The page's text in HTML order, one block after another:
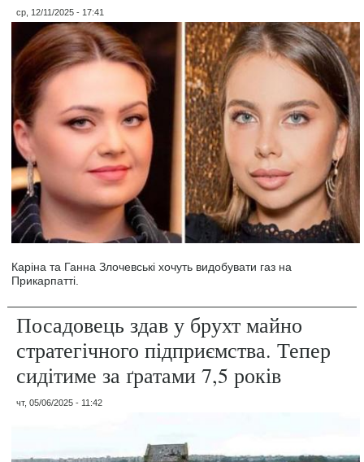
ср, 12/11/2025 - 17:41
Каріна та Ганна Злочевські хочуть видобувати газ на
Прикарпатті.
Посадовець здав у брухт майно
стратегічного підприємства. Тепер
сидітиме за ґратами 7,5 років
чт, 05/06/2025 - 11:42